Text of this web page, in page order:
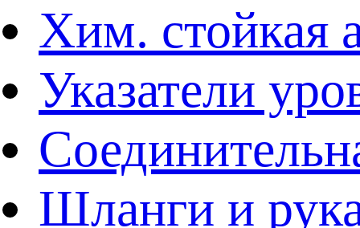
Хим. стойкая
Указатели
Шланги и